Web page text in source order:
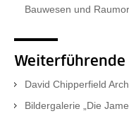
Bauwesen und
Weiterführende
David Chipperfield
Bildergalerie „Die